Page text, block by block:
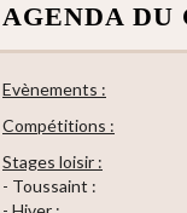
AGENDA DU
Evènements :
Compétitions :
Stages loisir :
- Toussaint :